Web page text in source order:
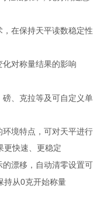
在保持天平读数稳定性
对称量结果的影响
磅、克拉等及可自定义单
环境特点，可对天平进行
更快速、更稳定
的漂移，自动清零设置可
持从0克开始称量